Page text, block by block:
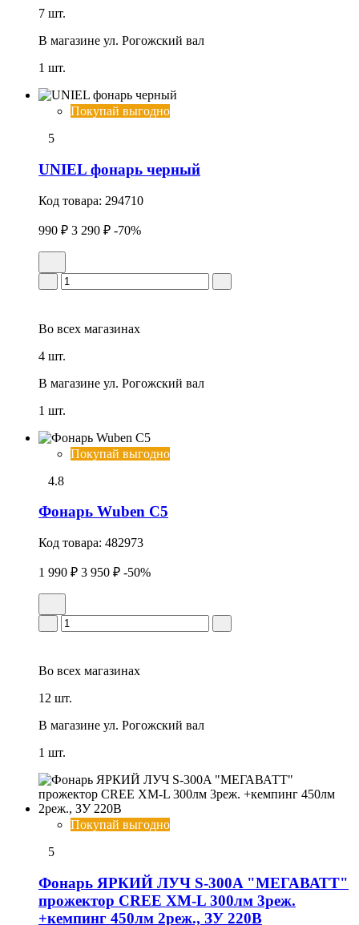
7 шт.
В магазине ул. Рогожский вал
1 шт.
Покупай выгодно
5
UNIEL фонарь черный
Код товара: 294710
990 ₽ 3 290 ₽ -70%
Во всех магазинах
4 шт.
В магазине ул. Рогожский вал
1 шт.
Покупай выгодно
4.8
Фонарь Wuben C5
Код товара: 482973
1 990 ₽ 3 950 ₽ -50%
Во всех магазинах
12 шт.
В магазине ул. Рогожский вал
1 шт.
Покупай выгодно
5
Фонарь ЯРКИЙ ЛУЧ S-300A "МЕГАВАТТ"
прожектор CREE XM-L 300лм 3реж.
+кемпинг 450лм 2реж., ЗУ 220В